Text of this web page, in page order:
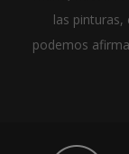
las pinturas,
podemos